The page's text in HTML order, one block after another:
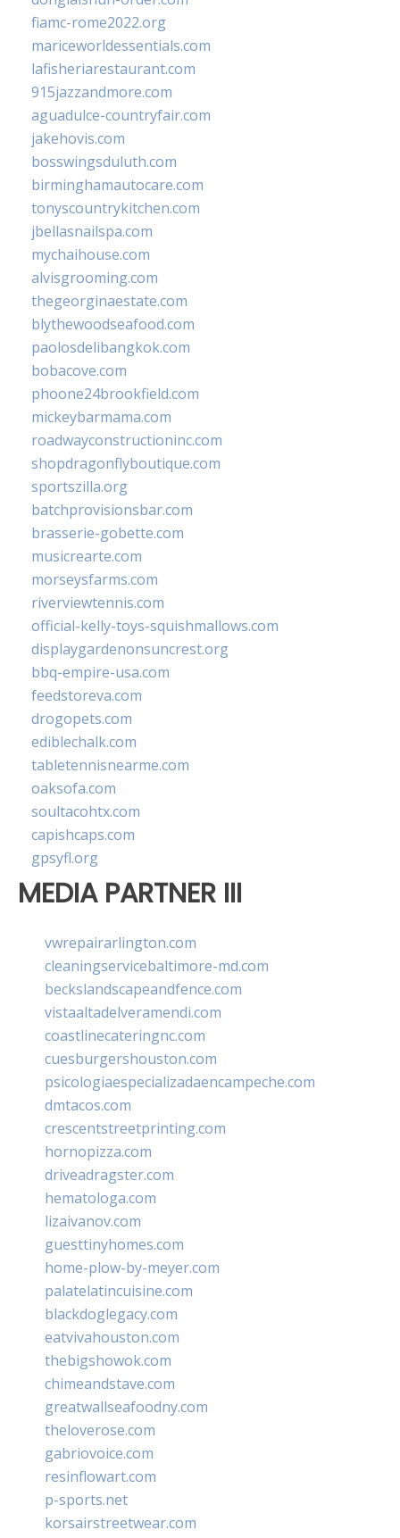
fiamc-rome2022.org
mariceworldessentials.com
lafisheriarestaurant.com
915jazzandmore.com
aguadulce-countryfair.com
jakehovis.com
bosswingsduluth.com
birminghamautocare.com
tonyscountrykitchen.com
jbellasnailspa.com
mychaihouse.com
alvisgrooming.com
thegeorginaestate.com
blythewoodseafood.com
paolosdelibangkok.com
bobacove.com
phoone24brookfield.com
mickeybarmama.com
roadwayconstructioninc.com
shopdragonflyboutique.com
sportszilla.org
batchprovisionsbar.com
brasserie-gobette.com
musicrearte.com
morseysfarms.com
riverviewtennis.com
official-kelly-toys-squishmallows.com
displaygardenonsuncrest.org
bbq-empire-usa.com
feedstoreva.com
drogopets.com
ediblechalk.com
tabletennisnearme.com
oaksofa.com
soultacohtx.com
capishcaps.com
gpsyfl.org
MEDIA PARTNER III
vwrepairarlington.com
cleaningservicebaltimore-md.com
beckslandscapeandfence.com
vistaaltadelveramendi.com
coastlinecateringnc.com
cuesburgershouston.com
psicologiaespecializadaencampeche.com
dmtacos.com
crescentstreetprinting.com
hornopizza.com
driveadragster.com
hematologa.com
lizaivanov.com
guesttinyhomes.com
home-plow-by-meyer.com
palatelatincuisine.com
blackdoglegacy.com
eatvivahouston.com
thebigshowok.com
chimeandstave.com
greatwallseafoodny.com
theloverose.com
gabriovoice.com
resinflowart.com
p-sports.net
korsairstreetwear.com